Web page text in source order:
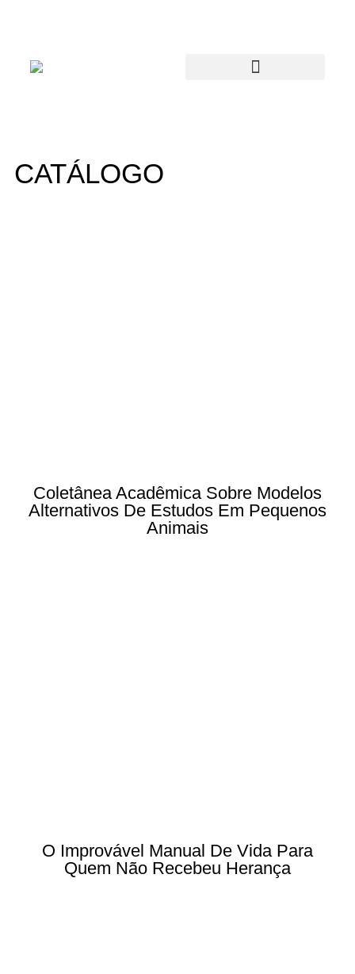
CATÁLOGO
Coletânea Acadêmica Sobre Modelos
Alternativos De Estudos Em Pequenos
Animais
O Improvável Manual De Vida Para
Quem Não Recebeu Herança